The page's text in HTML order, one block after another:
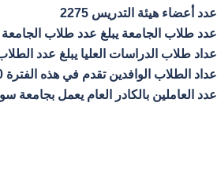
أعدد أعضاء هيئة التدريس 2275
أعدد طلاب الجامعة يبلغ عدد طلاب الجامعة 62417
أعداد طلاب الدراسات العليا يبلغ عدد الطلاب
أعداد الطلاب الوافدين تقدم في هذه الفترة 20 طالب وافد من الخارج
أعدد العاملين بالكادر العام يعمل بجامعة سوهاج